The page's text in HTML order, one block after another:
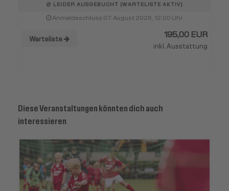
LEIDER AUSGEBUCHT (WARTELISTE AKTIV)
Anmeldeschluss 07. August 2026, 12:00 Uhr
Warteliste 195,00 EUR
inkl. Ausstattung
Diese Veranstaltungen könnten dich auch
interessieren